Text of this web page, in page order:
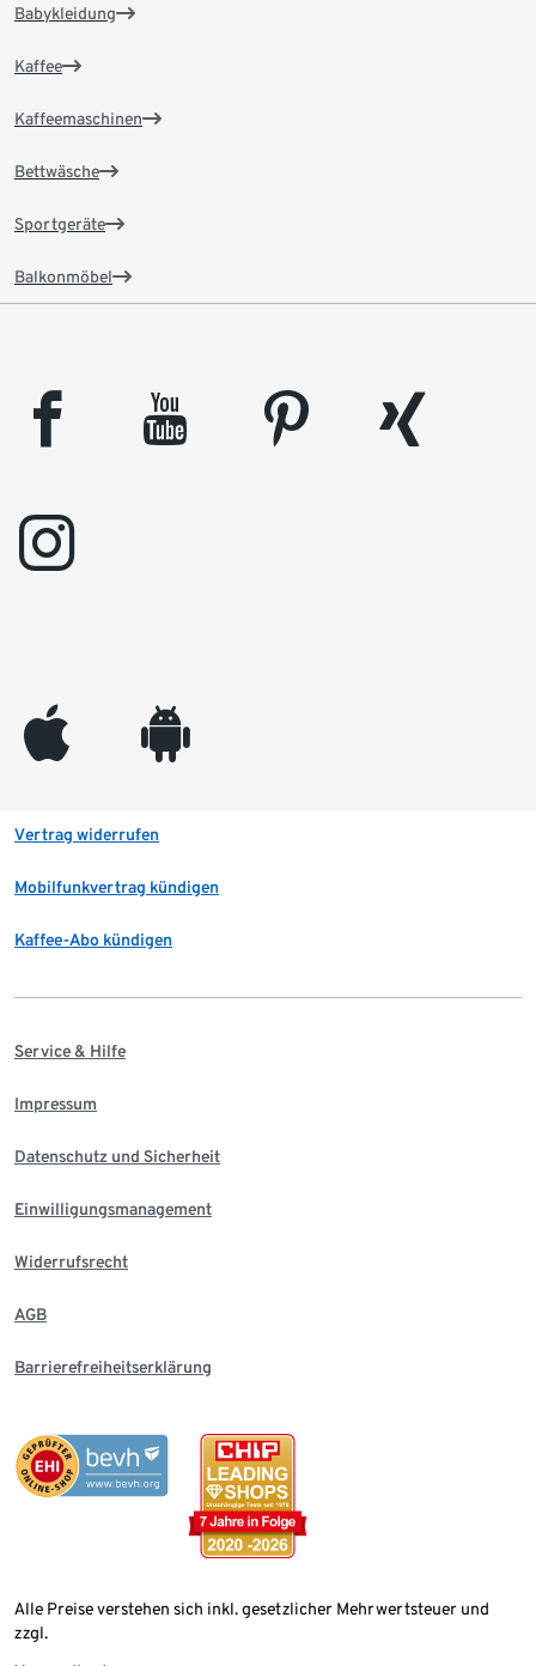
Babykleidung
Kaffee
Kaffeemaschinen
Bettwäsche
Sportgeräte
Balkonmöbel
facebook youtube pinterest
xing
instagram
appleinc android
Vertrag widerrufen
Mobilfunkvertrag kündigen
Kaffee-Abo kündigen
Service & Hilfe
Impressum
Datenschutz und Sicherheit
Einwilligungsmanagement
Widerrufsrecht
AGB
Barrierefreiheitserklärung
Alle Preise verstehen sich inkl. gesetzlicher Mehrwertsteuer und
zzgl.